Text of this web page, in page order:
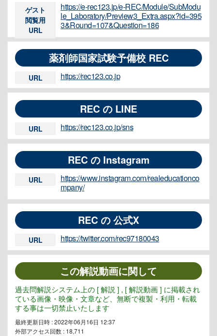
ゲスト
閲覧用
URL
https://e-rec123.jp/e-REC/Module/SubModu
le_Laboratory/Preview3_Extra.aspx?id=395
3&Round=107&Question=186
薬剤師国家試験予備校 REC
URL https://rec123.co.jp
REC の LINE
URL https://rec123.co.jp/sns
REC の Instagram
URL
https://www.instagram.com/realeducationco
mpany/
REC の 公式X
URL https://twitter.com/rec97180043
この解説動画に関して
過去問解説システム上の [ 解説 ] , [ 解説動画 ] に掲載され
ている画像・映像・文章など、無断で複製・利用・転載
する事は一切禁止いたします
最終更新日時 : 2022年06月16日 12:37
外部アクセス回数 : 18,711